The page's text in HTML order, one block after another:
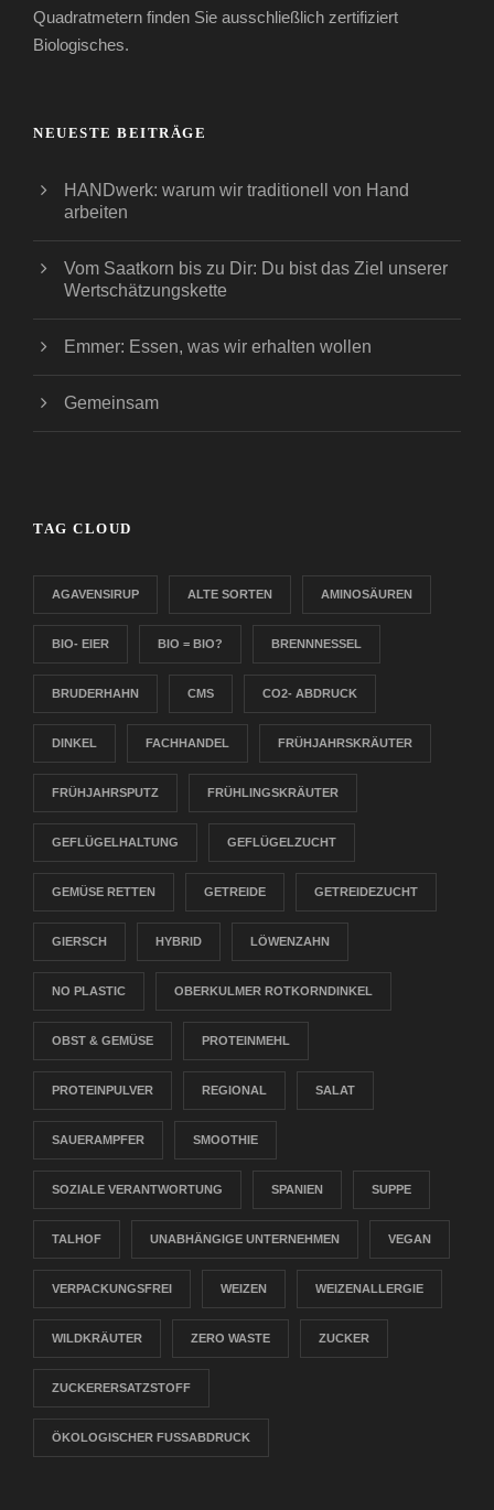
Quadratmetern finden Sie ausschließlich zertifiziert
Biologisches.
NEUESTE BEITRÄGE
HANDwerk: warum wir traditionell von Hand
arbeiten
Vom Saatkorn bis zu Dir: Du bist das Ziel unserer
Wertschätzungskette
Emmer: Essen, was wir erhalten wollen
Gemeinsam
TAG CLOUD
AGAVENSIRUP ALTE SORTEN AMINOSÄUREN
BIO- EIER BIO = BIO? BRENNNESSEL
BRUDERHAHN CMS CO2- ABDRUCK
DINKEL FACHHANDEL FRÜHJAHRSKRÄUTER
FRÜHJAHRSPUTZ FRÜHLINGSKRÄUTER
GEFLÜGELHALTUNG GEFLÜGELZUCHT
GEMÜSE RETTEN GETREIDE GETREIDEZUCHT
GIERSCH HYBRID LÖWENZAHN
NO PLASTIC OBERKULMER ROTKORNDINKEL
OBST & GEMÜSE PROTEINMEHL
PROTEINPULVER REGIONAL SALAT
SAUERAMPFER SMOOTHIE
SOZIALE VERANTWORTUNG SPANIEN SUPPE
TALHOF UNABHÄNGIGE UNTERNEHMEN VEGAN
VERPACKUNGSFREI WEIZEN WEIZENALLERGIE
WILDKRÄUTER ZERO WASTE ZUCKER
ZUCKERERSATZSTOFF
ÖKOLOGISCHER FUSSABDRUCK